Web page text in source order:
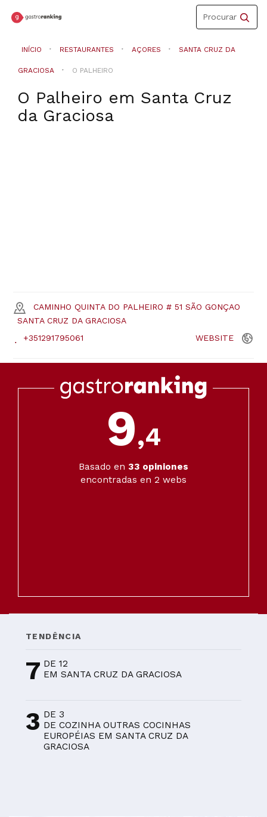
Toggle
navigation
Procurar
INÍCIO RESTAURANTES AÇORES SANTA CRUZ DA
GRACIOSA O PALHEIRO
O Palheiro em Santa Cruz
da Graciosa
CAMINHO QUINTA DO PALHEIRO # 51 SÃO GONÇAO
SANTA CRUZ DA GRACIOSA
+351291795061
WEBSITE
9,4
Basado en 33 opiniones
encontradas en 2 webs
TENDÊNCIA
7 DE 12
EM SANTA CRUZ DA GRACIOSA
3 DE 3
DE COZINHA OUTRAS COCINHAS
EUROPÉIAS EM SANTA CRUZ DA
GRACIOSA